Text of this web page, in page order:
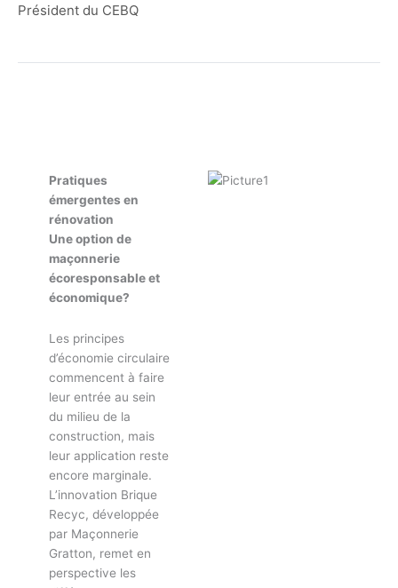
Président du CEBQ
Pratiques
émergentes en
rénovation
Une option de
maçonnerie
écoresponsable et
économique?
Les principes
d’économie circulaire
commencent à faire
leur entrée au sein
du milieu de la
construction, mais
leur application reste
encore marginale.
L’innovation Brique
Recyc, développée
par Maçonnerie
Gratton, remet en
perspective les